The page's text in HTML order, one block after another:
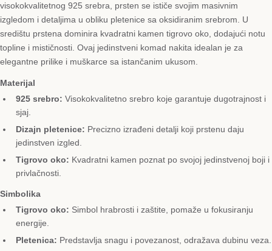
visokokvalitetnog 925 srebra, prsten se ističe svojim masivnim
izgledom i detaljima u obliku pletenice sa oksidiranim srebrom. U
središtu prstena dominira kvadratni kamen tigrovo oko, dodajući notu
topline i mističnosti. Ovaj jedinstveni komad nakita idealan je za
elegantne prilike i muškarce sa istančanim ukusom.
Materijal
925 srebro: Visokokvalitetno srebro koje garantuje dugotrajnost i
sjaj.
Dizajn pletenice: Precizno izrađeni detalji koji prstenu daju
jedinstven izgled.
Tigrovo oko: Kvadratni kamen poznat po svojoj jedinstvenoj boji i
privlačnosti.
Simbolika
Tigrovo oko: Simbol hrabrosti i zaštite, pomaže u fokusiranju
energije.
Pletenica: Predstavlja snagu i povezanost, odražava dubinu veza.